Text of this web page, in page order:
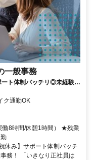
一般事務
ート体制バッチリ◎未経験歓
ク通勤OK
働8時間/休憩1時間） ★残業
休み】サポート体制バッチ
務！ 「いきなり正社員は